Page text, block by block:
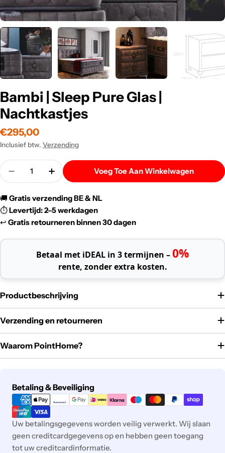
Bambi | Sleep Pure Glas |
Nachtkastjes
Normale
prijs
€295,00
Inclusief btw. Verzending
Menigte
Verlaag De Hoeveelheid Voor Bambi | Sleep Pure
Verhoog De Hoeveelheid Voor Bambi |
Voeg Toe Aan Winkelwagen
🚚 Gratis verzending BE & NL
⏱️Levertijd: 2–5 werkdagen
↩️ Gratis retourneren binnen 30 dagen
Betaal met iDEAL in 3 termijnen –0%
rente, zonder extra kosten.
Productbeschrijving
Verzending en retourneren
Waarom PointHome?
Betaling & Beveiliging
Betaalmethoden
Uw betalingsgegevens worden veilig verwerkt. Wij slaan
geen creditcardgegevens op en hebben geen toegang
tot uw creditcardinformatie.